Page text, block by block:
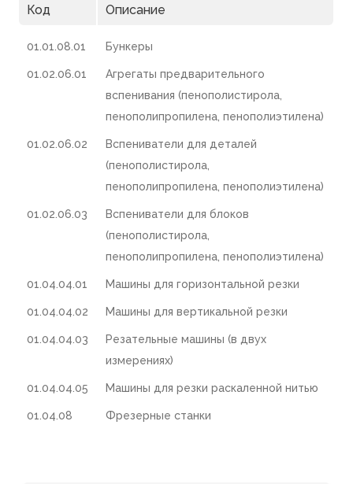
Код Описание
01.01.08.01 Бункеры
01.02.06.01
Агрегаты предварительного
вспенивания (пенополистирола,
пенополипропилена, пенополиэтилена)
01.02.06.02
Вспениватели для деталей
(пенополистирола,
пенополипропилена, пенополиэтилена)
01.02.06.03
Вспениватели для блоков
(пенополистирола,
пенополипропилена, пенополиэтилена)
01.04.04.01 Машины для горизонтальной резки
01.04.04.02 Машины для вертикальной резки
01.04.04.03
Резательные машины (в двух
измерениях)
01.04.04.05 Машины для резки раскаленной нитью
01.04.08 Фрезерные станки